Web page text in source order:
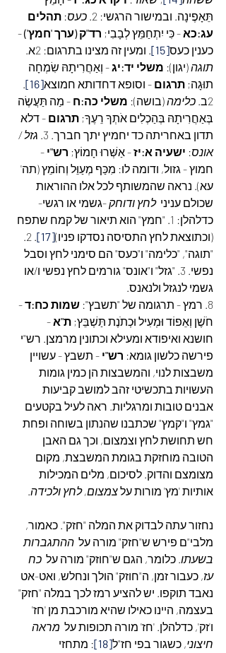
תֵּאָפֶינָה. ובמישור הרגשי: 2.
כעס: תהלים
עג:כא - כִּי יִתְחַמֵּץ לְבָבִי; רד"ק (ערך 'חמץ') -
כענין כעס[15]
. ומעין זה מצינו בתרגום: 2א.
תוגה (יגון): משלי יד:יג - וְאַחֲרִיתָהּ שִׂמְחָה
תוּגָה; תרגום - וסופא דחדותא חמוצא[16]
.
2ב.
כלימה (בושה): משלי כה:ח - מַה תַּעֲשֶׂה
בְּאַחֲרִיתָהּ בְּהַכְלִים אֹתְךָ רֵעֶךָ; תרגום - דלא
תדון באחריתה כד יחמיץ יתך חברך. 3.
גזל /
אונס: ישעיה א:יז - אַשְּׁרוּ חָמוֹץ; רש"י -
חמוץ - גזול, ודומה לו: מִכַּף מְעַוֵּל וְחוֹמֵץ (תה'
עא). נראה שהמשותף לכל אלו ההוראות
שכולם עניני לחץ ודוחק -גשמי או רגשי-
כדלהלן: 1. "חמץ" הוא תיאור של קמח שתפח
(וכתוצאת לחץ התסיסה נסדקו פניו)[17]
. 2.
"תוגה", "כלימה" ו"כעס" הם סימני לחץ וסבל
נפשי. 3. "גזל" ו"אונס" גורמים לחץ נפשי ו/או
גשמי לנגזל ולנאנס.
8. רמץ - תרגומה של "תשבץ":
שמות כח:ד -
חֹשֶׁן וְאֵפוֹד וּמְעִיל וּכְתֹנֶת תַּשְׁבֵּץ; ת"א -
חושנא ואיפודא ומעילא וכתונין מרמצן. רש"י
פירשה כלשון גומא: רש"י - תשבץ - עשויין
משבצות לנוי, והמשבצות הן כמין גומות
העשויות בתכשיטי זהב למושב קביעות
אבנים טובות ומרגליות. ראה לעיל בקטעים
"גמץ" ו"קמץ" שכתבנו שהנתון בשוחה ופחת
חש תחושת לחץ וצמצום, וכך גם האבן
הטובה מוחזקת בגומת המשבצת, מקום
מצומצם והדוק. לסיכום, מלים המכילות
אותיות 'מץ' מורות על צמצום, לחץ ולכידה.
נחזור עתה לבדוק את המלה "חזק". כאמור,
מלבי"ם פירש ש"חזק" מורה על ההתגברות
בשעתו. כלומר, הגם ש"חוזק" מורה על כח
עז, כעבור זמן, ה"חוזק" הולך ונחלש, ואט-אט
נאבד תוקפו. יש להציע רמז לכך במלה "חזק"
בעצמה, היינו כאילו שהיא מורכבת מן 'חז'
ו'זק', כדלהלן. 'חז' מורה תכופות על מראה
חיצוני, כשגור בפי חז"ל[18]
: מתחזי